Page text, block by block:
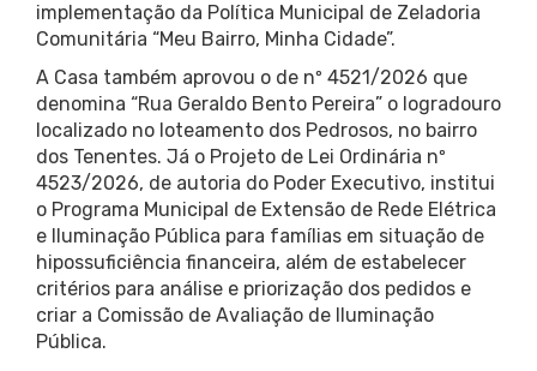
implementação da Política Municipal de Zeladoria
Comunitária “Meu Bairro, Minha Cidade”.
A Casa também aprovou o de nº 4521/2026 que
denomina “Rua Geraldo Bento Pereira” o logradouro
localizado no loteamento dos Pedrosos, no bairro
dos Tenentes. Já o Projeto de Lei Ordinária nº
4523/2026, de autoria do Poder Executivo, institui
o Programa Municipal de Extensão de Rede Elétrica
e Iluminação Pública para famílias em situação de
hipossuficiência financeira, além de estabelecer
critérios para análise e priorização dos pedidos e
criar a Comissão de Avaliação de Iluminação
Pública.